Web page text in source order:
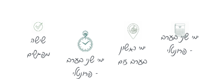
ימי שני בערב
- פרונטלי
ימי ראשון
בערב זום
ימי שני בערב
- פרונטלי
שישה
מפגשים